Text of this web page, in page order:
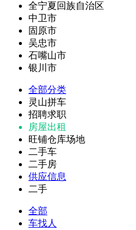
全宁夏回族自治区
中卫市
固原市
吴忠市
石嘴山市
银川市
全部分类
灵山拼车
招聘求职
房屋出租
旺铺仓库场地
二手车
二手房
供应信息
二手
全部
车找人